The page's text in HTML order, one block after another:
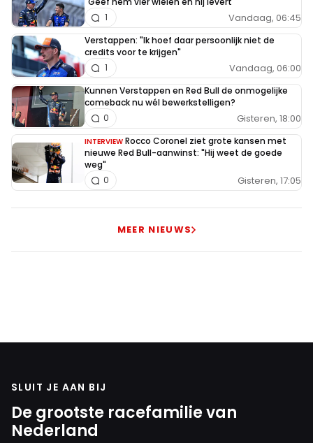
Vandaag, 06:45
1
Verstappen: "Ik hoef daar persoonlijk niet de
credits voor te krijgen"
Vandaag, 06:00
1
Kunnen Verstappen en Red Bull de onmogelijke
comeback nu wél bewerkstelligen?
Gisteren, 18:00
0
INTERVIEW Rocco Coronel ziet grote kansen met
nieuwe Red Bull-aanwinst: "Hij weet de goede
weg"
Gisteren, 17:05
0
MEER NIEUWS
SLUIT JE AAN BIJ
De grootste racefamilie van
Nederland